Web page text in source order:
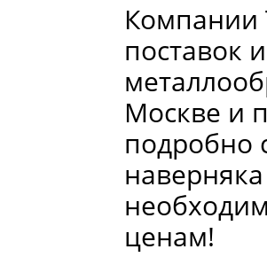
поставок
Москве и
подробно
ценам!